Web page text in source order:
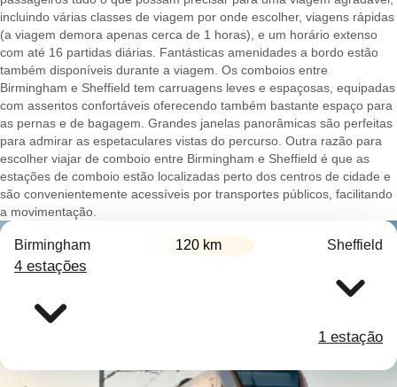
incluindo várias classes de viagem por onde escolher, viagens rápidas
(a viagem demora apenas cerca de 1 horas), e um horário extenso
com até 16 partidas diárias. Fantásticas amenidades a bordo estão
também disponíveis durante a viagem. Os comboios entre
Birmingham e Sheffield tem carruagens leves e espaçosas, equipadas
com assentos confortáveis oferecendo também bastante espaço para
as pernas e de bagagem. Grandes janelas panorâmicas são perfeitas
para admirar as espetaculares vistas do percurso. Outra razão para
escolher viajar de comboio entre Birmingham e Sheffield é que as
estações de comboio estão localizadas perto dos centros de cidade e
são convenientemente acessíveis por transportes públicos, facilitando
a movimentação.
Birmingham 120 km Sheffield
4 estações
1 estação